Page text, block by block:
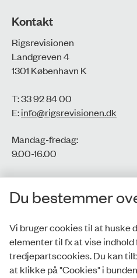
Kontakt
Rigsrevisionen
Landgreven 4
1301 København K
T: 33 92 84 00
E:info@rigsrevisionen.dk
Mandag-fredag:
9.00-16.00​
CVR-nr.: 77806113
EAN-nr.: 5798000016002
Privatlivspolitik
Whistleblowerordning
Du bestemmer
Vi bruger cookies til at huske
elementer til fx at vise
tredjepartscookies. Du kan
at klikke på "Cookies" i